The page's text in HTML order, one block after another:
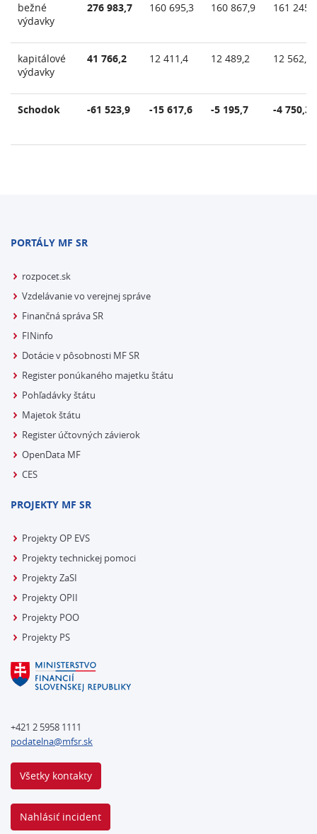
bežné
výdavky
276 983,7 160 695,3 160 867,9 161 245,0
kapitálové
výdavky
41 766,2 12 411,4 12 489,2 12 562,5
Schodok -61 523,9 -15 617,6 -5 195,7 -4 750,3
PORTÁLY MF SR
rozpocet.sk
Vzdelávanie vo verejnej správe
Finančná správa SR
FINinfo
Dotácie v pôsobnosti MF SR
Register ponúkaného majetku štátu
Pohľadávky štátu
Majetok štátu
Register účtovných závierok
OpenData MF
CES
PROJEKTY MF SR
Projekty OP EVS
Projekty technickej pomoci
Projekty ZaSI
Projekty OPII
Projekty POO
Projekty PS
+421 2 5958 1111
podatelna@mfsr.sk
Všetky kontakty
Nahlásiť incident